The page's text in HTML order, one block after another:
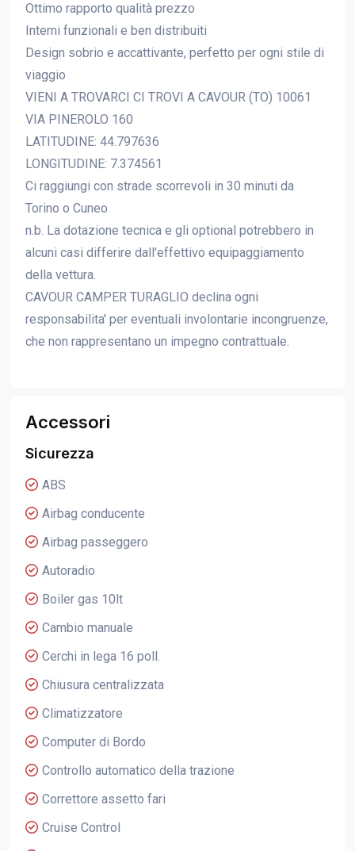
Ottimo rapporto qualità prezzo
Interni funzionali e ben distribuiti
Design sobrio e accattivante, perfetto per ogni stile di
viaggio
VIENI A TROVARCI CI TROVI A CAVOUR (TO) 10061
VIA PINEROLO 160
LATITUDINE: 44.797636
LONGITUDINE: 7.374561
Ci raggiungi con strade scorrevoli in 30 minuti da
Torino o Cuneo
n.b. La dotazione tecnica e gli optional potrebbero in
alcuni casi differire dall'effettivo equipaggiamento
della vettura.
CAVOUR CAMPER TURAGLIO declina ogni
responsabilita' per eventuali involontarie incongruenze,
che non rappresentano un impegno contrattuale.
Accessori
Sicurezza
ABS
Airbag conducente
Airbag passeggero
Autoradio
Boiler gas 10lt
Cambio manuale
Cerchi in lega 16 poll.
Chiusura centralizzata
Climatizzatore
Computer di Bordo
Controllo automatico della trazione
Correttore assetto fari
Cruise Control